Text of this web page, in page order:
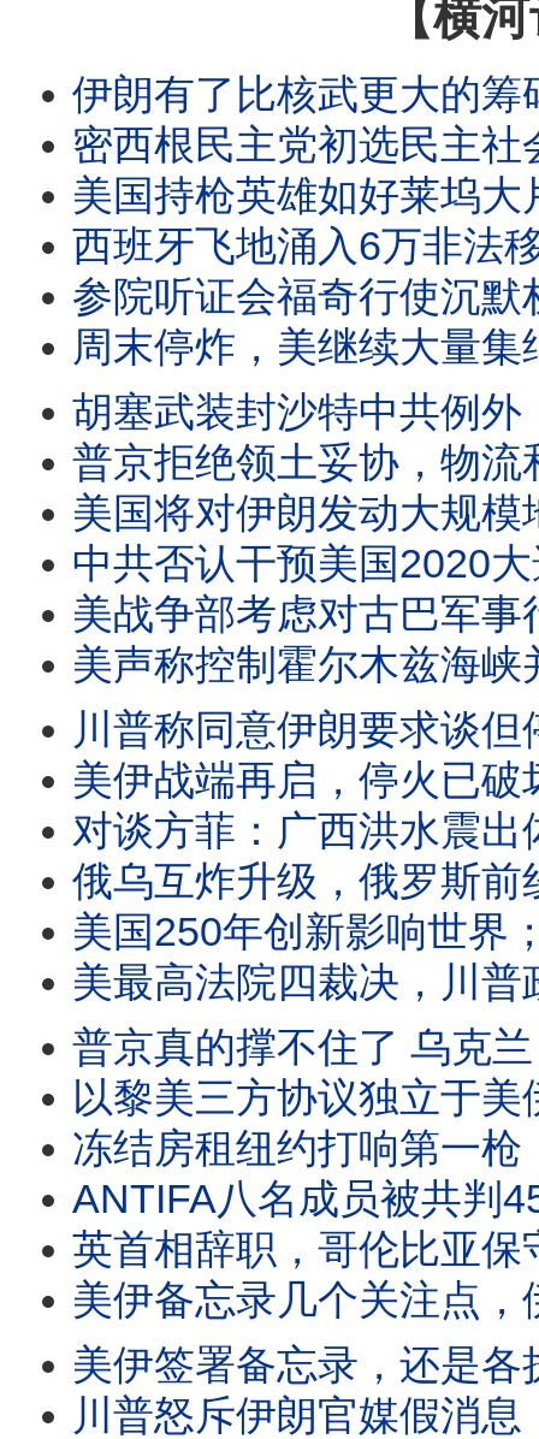
【横
伊朗有了比核武更大的筹码，中共半掩承认南海自己撞船，CNN承认
密西根民主党初选民主社会主义重击建制派，霍尔木兹海峡协
美国持枪英雄如好莱坞大片，康宁汉在压力下拒绝退
西班牙飞地涌入6万非法移民；哈马斯同意解除
参院听证会福奇行使沉默权，福奇日记泄真相，党媒又要认领菲尔
周末停炸，美继续大量集结；乌克兰里海截俄输伊军火，乌欲恢复1991年边
胡塞武装封沙特中共例外，美首次对强劳产品国关税制裁，乌克兰纵深打击三大目标
普京拒绝领土妥协，物流和石油不配合，川普把攻击基础设施的决定权
美国将对伊朗发动大规模地区战争，俄黑海舰队密令撤离
中共否认干预美国2020大选证据；世界AI合作组织创始成员国大
美战争部考虑对古巴军事行动，泽连斯基称乌克兰年产千万无人机，美国狂揍伊朗
美声称控制霍尔木兹海峡并收费，美首次无人攻击艇击
川普称同意伊朗要求谈但停火已结束，俄罕见承认乌克兰无人机致燃料短
美伊战端再启，停火已破坏；川普三大国际战略变化：西班牙、土
对谈方菲：广西洪水震出体制空壳！中共靠黑
俄乌互炸升级，俄罗斯前线三邻国进入战备状态，美
美国250年创新影响世界；美正式拒绝国际刑事法院管
美最高法院四裁决，川普政府输赢对半；美司法部调查支持美国社
普京真的撑不住了 乌克兰 火烈鸟 导弹精准炸毁俄军工命脉 克
以黎美三方协议独立于美伊协议，普京被打急眼了
冻结房租纽约打响第一枪，川普怒斥共产主
ANTIFA八名成员被共判450年，伊朗要加入“穆斯林
英首相辞职，哥伦比亚保守总统当选，美伊直接谈判成
美伊备忘录几个关注点，伊外长称中伊核
美伊签署备忘录，还是各执一词，台湾公开收集中共情
川普怒斥伊朗官媒假消息，称周末能签协议，美情报总监公布